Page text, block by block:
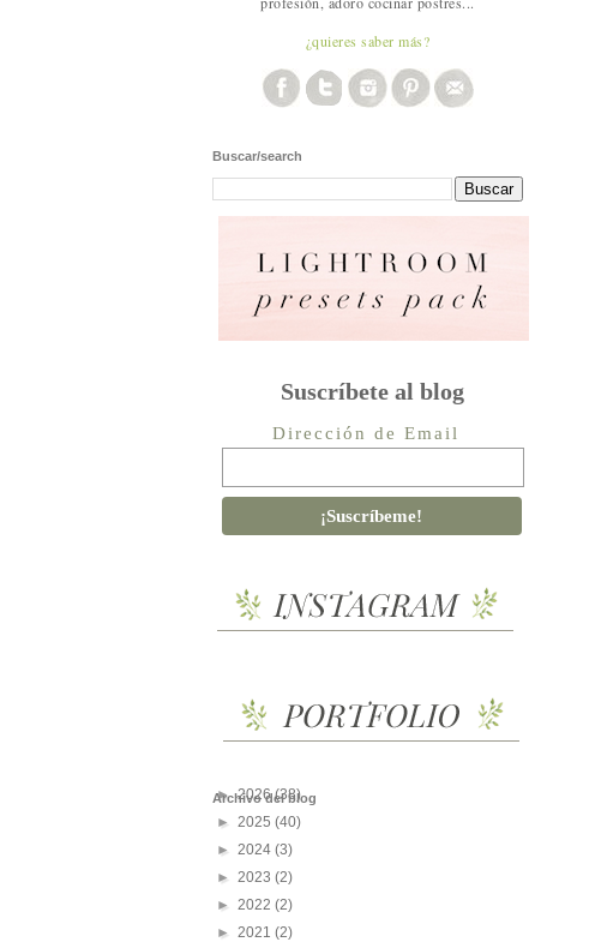
¿quieres saber más?
Buscar/search
Suscríbete al blog
Dirección de Email
Archivo del blog
►2026(38)
► 2025 (40)
► 2024 (3)
► 2023 (2)
► 2022 (2)
► 2021 (2)